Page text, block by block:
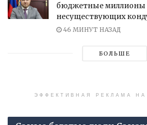
бюджетные миллионы
несуществующих
46 МИНУТ НАЗАД
БОЛЬШЕ
ЭФФЕКТИВНАЯ РЕКЛАМА НА